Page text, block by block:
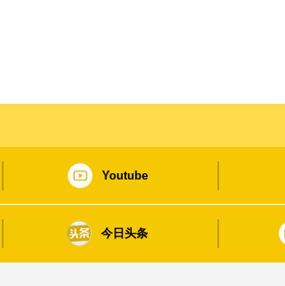
Youtube
今日头条